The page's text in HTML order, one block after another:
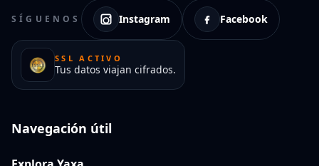
SÍGUENOS Instagram Facebook
SSL ACTIVO
Tus datos viajan cifrados.
Navegación útil